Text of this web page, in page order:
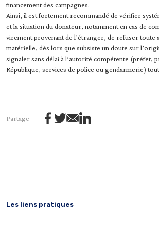
financement des campagnes.
Ainsi, il est fortement recommandé de vérifier
et la situation du donateur, notamment en cas de
virement provenant de l’étranger, de refuser toute
matérielle, dès lors que subsiste un doute sur
signaler sans délai à l’autorité compétente (préfet,
République, services de police ou gendarmerie)
Partage
Les liens pratiques